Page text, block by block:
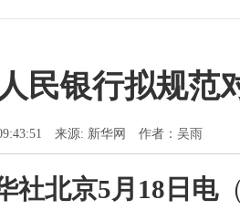
民银行拟规范
09:43:51 来源: 新华网 作者：吴雨
社北京5月18日电